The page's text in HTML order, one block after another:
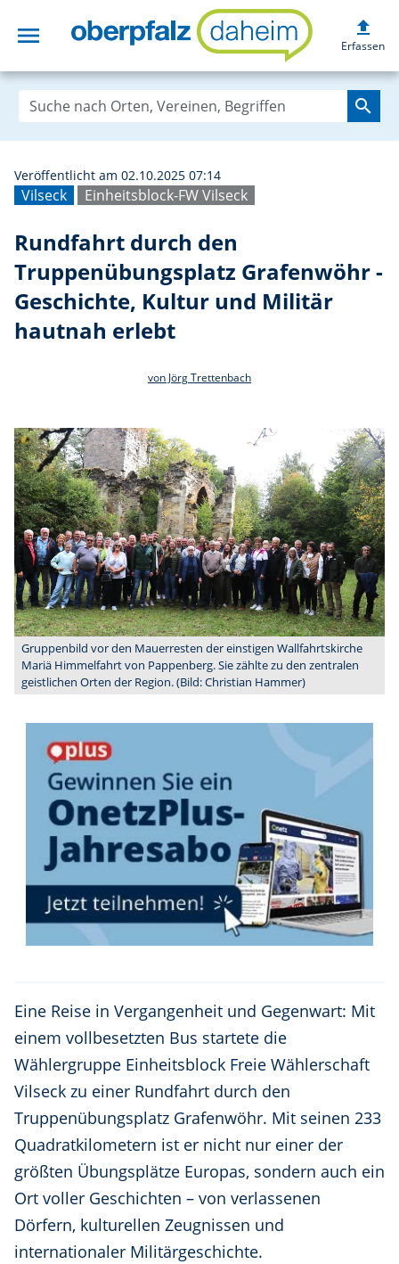
menu Rundfahrt
upload
Erfassen
search
Vilseck Einheitsblock-FW Vilseck
Veröffentlicht am 02.10.2025 07:14
Rundfahrt durch den
Truppenübungsplatz Grafenwöhr -
Geschichte, Kultur und Militär
hautnah erlebt
von Jörg Trettenbach
Gruppenbild vor den Mauerresten der einstigen Wallfahrtskirche
Mariä Himmelfahrt von Pappenberg. Sie zählte zu den zentralen
geistlichen Orten der Region. (Bild: Christian Hammer)
Eine Reise in Vergangenheit und Gegenwart: Mit
einem vollbesetzten Bus startete die
Wählergruppe Einheitsblock Freie Wählerschaft
Vilseck zu einer Rundfahrt durch den
Truppenübungsplatz Grafenwöhr. Mit seinen 233
Quadratkilometern ist er nicht nur einer der
größten Übungsplätze Europas, sondern auch ein
Ort voller Geschichten – von verlassenen
Dörfern, kulturellen Zeugnissen und
internationaler Militärgeschichte.